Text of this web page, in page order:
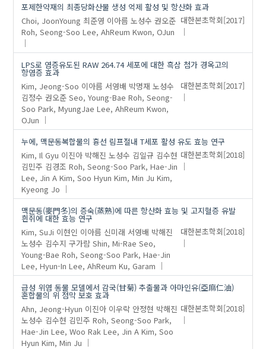
포제한약재의 최종당화산물 생성 억제 활성 및 항산화 효과
Choi, JoonYoung 최준영 이아름 노성수 권오준
Roh, Seong-Soo Lee, AhReum Kwon, OJun
대한본초학회[2017]
LPS로 염증유도된 RAW 264.74 세포에 대한 흑삼 첨가 경옥고의
항염증 효과
Kim, Jeong-Soo 이아름 서영배 박명재 노성수
김정수 권오준 Seo, Young-Bae Roh, Seong-
Soo Park, MyungJae Lee, AhReum Kwon,
OJun
대한본초학회[2017]
누에, 맥문동복합물의 흉선 림프절내 T세포 활성 유도 효능 연구
Kim, Il Gyu 이진아 박해진 노성수 김일규 김수현
김민주 김경조 Roh, Seong-Soo Park, Hae-Jin
Lee, Jin A Kim, Soo Hyun Kim, Min Ju Kim,
Kyeong Jo
대한본초학회[2018]
맥문동(麥門冬)의 증숙(蒸熟)에 따른 항산화 효능 및 고지혈증 유발
흰쥐에 대한 효능 연구
Kim, SuJi 이현인 이아름 신미래 서영배 박해진
노성수 김수지 구가람 Shin, Mi-Rae Seo,
Young-Bae Roh, Seong-Soo Park, Hae-Jin
Lee, Hyun-In Lee, AhReum Ku, Garam
대한본초학회[2018]
급성 위염 동물 모델에서 감국(甘菊) 추출물과 아마인유(亞麻仁油)
혼합물의 위 점막 보호 효과
Ahn, Jeong-Hyun 이진아 이우락 안정현 박해진
노성수 김수현 김민주 Roh, Seong-Soo Park,
Hae-Jin Lee, Woo Rak Lee, Jin A Kim, Soo
Hyun Kim, Min Ju
대한본초학회[2018]